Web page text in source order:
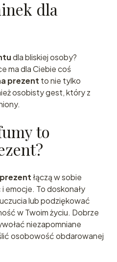
dla
dla bliskiej osoby?
ma dla Ciebie coś
prezent to nie tylko
osobisty gest, który z
to
łączą w sobie
emocje. To doskonały
lub podziękować
w Twoim życiu. Dobrze
niezapomniane
osobowość obdarowanej